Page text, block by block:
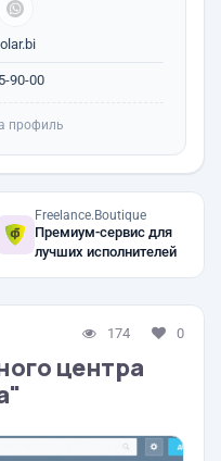
90-00
профиль
Freelance.Boutique
Премиум-сервис для
лучших исполнителей
174 0
центра